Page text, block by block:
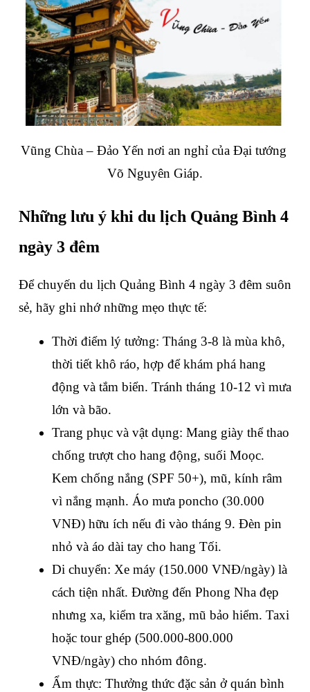
Vũng Chùa – Đảo Yến nơi an nghỉ của Đại tướng
Võ Nguyên Giáp.
Những lưu ý khi du lịch Quảng Bình 4
ngày 3 đêm
Để chuyến du lịch Quảng Bình 4 ngày 3 đêm suôn
sẻ, hãy ghi nhớ những mẹo thực tế:
Thời điểm lý tưởng: Tháng 3-8 là mùa khô,
thời tiết khô ráo, hợp để khám phá hang
động và tắm biển. Tránh tháng 10-12 vì mưa
lớn và bão.
Trang phục và vật dụng: Mang giày thể thao
chống trượt cho hang động, suối Moọc.
Kem chống nắng (SPF 50+), mũ, kính râm
vì nắng mạnh. Áo mưa poncho (30.000
VNĐ) hữu ích nếu đi vào tháng 9. Đèn pin
nhỏ và áo dài tay cho hang Tối.
Di chuyển: Xe máy (150.000 VNĐ/ngày) là
cách tiện nhất. Đường đến Phong Nha đẹp
nhưng xa, kiểm tra xăng, mũ bảo hiểm. Taxi
hoặc tour ghép (500.000-800.000
VNĐ/ngày) cho nhóm đông.
Ẩm thực: Thưởng thức đặc sản ở quán bình